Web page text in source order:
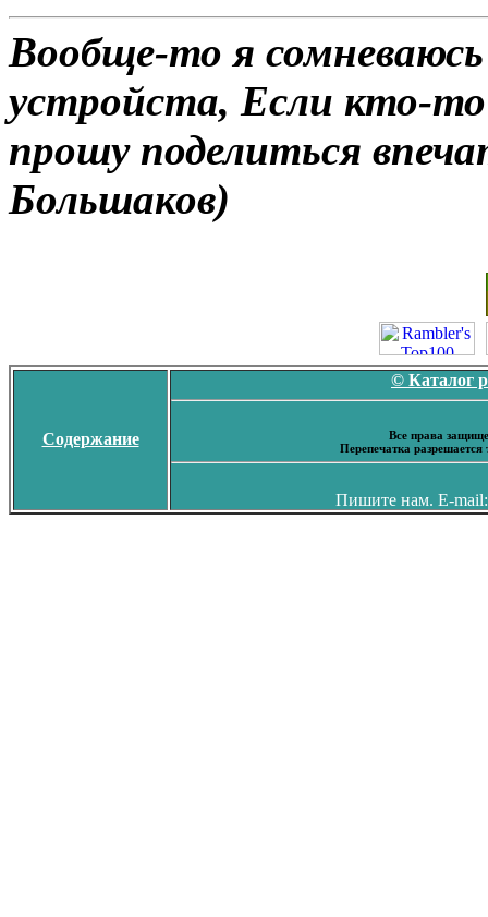
Вообще-то я
устройста, Если кто-
прошу поделиться
Большаков)
Содержание
© Каталог
Все права
Перепечатка
Пишите нам. E-